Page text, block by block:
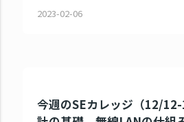
2023-02-06
今週のSEカレッジ（12/